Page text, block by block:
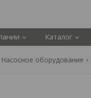
Каталог
Насосное оборудование